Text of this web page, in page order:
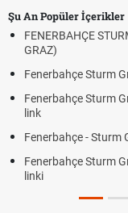
Şu An Popüler İçerikler
FENERBAHÇE
GRAZ)
Fenerbahçe Sturm
Fenerbahçe Sturm
link
Fenerbahçe - Sturm
Fenerbahçe Sturm
linki